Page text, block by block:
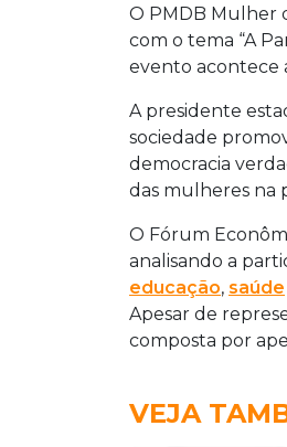
O PMDB Mulher
com o tema “A
evento acontece
A presidente
sociedade
democracia
das mulheres na
O Fórum
analisando a
educação, saúde
Apesar de
composta por
VEJA